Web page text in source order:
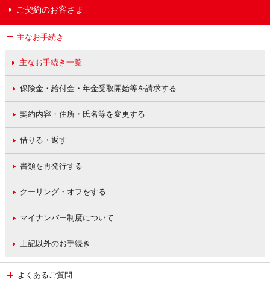
ご契約のお客さま
主なお手続き
主なお手続き一覧
保険金・給付金・年金受取開始等を請求する
契約内容・住所・氏名等を変更する
借りる・返す
書類を再発行する
クーリング・オフをする
マイナンバー制度について
上記以外のお手続き
よくあるご質問